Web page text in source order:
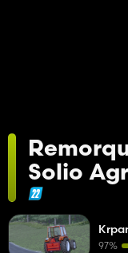
Solio
97%